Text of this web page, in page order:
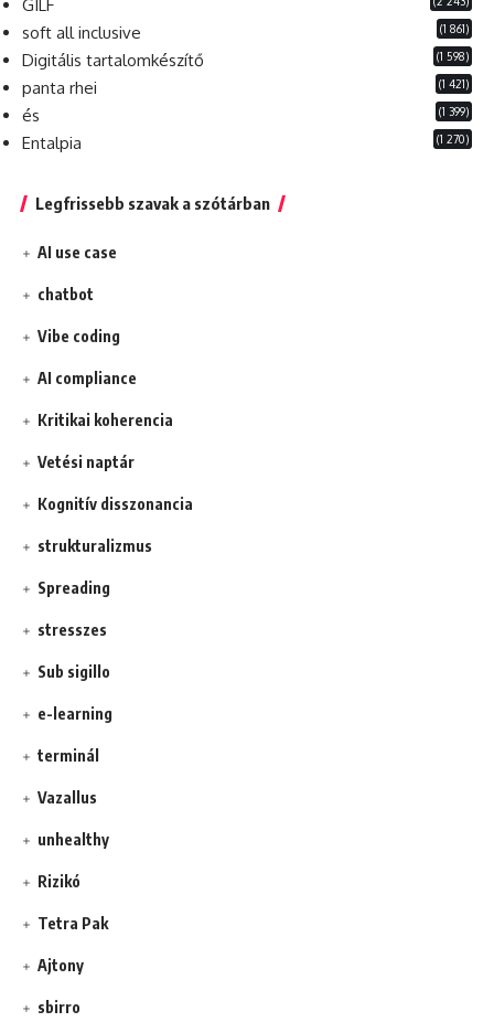
GILF
soft all inclusive (1 861)
Digitális tartalomkészítő (1 598)
panta rhei (1 421)
és (1 399)
Entalpia (1 270)
Legfrissebb szavak a szótárban
AI use case
chatbot
Vibe coding
AI compliance
Kritikai koherencia
Vetési naptár
Kognitív disszonancia
strukturalizmus
Spreading
stresszes
Sub sigillo
e-learning
terminál
Vazallus
unhealthy
Rizikó
Tetra Pak
Ajtony
sbirro